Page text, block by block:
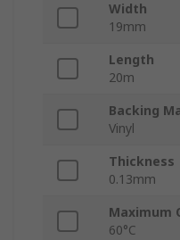
Width
19mm
Length
20m
Backing
Vinyl
Thickness
0.13mm
Maximum
60°C